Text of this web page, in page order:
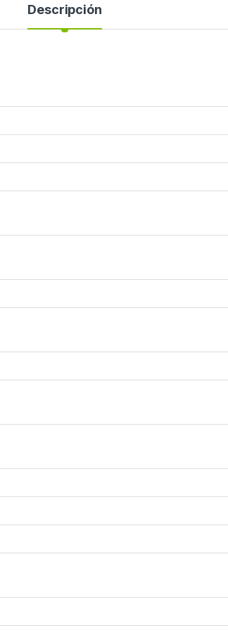
Descripción